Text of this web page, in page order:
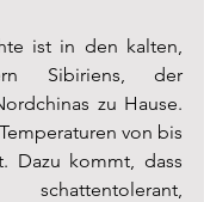
ist in den kalten,
Sibiriens, der
zu Hause.
von bis
Dazu kommt, dass